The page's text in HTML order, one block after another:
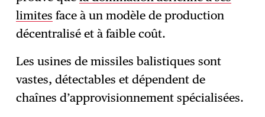
limites face à un modèle de production
décentralisé et à faible coût.
Les usines de missiles balistiques sont
vastes, détectables et dépendent de
chaînes d’approvisionnement spécialisées.